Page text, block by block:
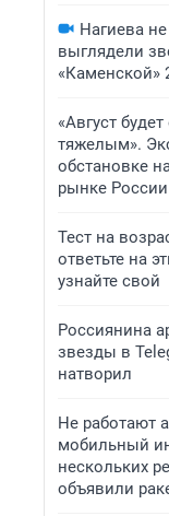
Нагиева
выглядели
«Каменской»
«Август
тяжелым».
обстановке
рынке России
Тест на
ответьте на
узнайте свой
Россиянина
звезды в
натворил
Не работают
мобильный
нескольких
объявили